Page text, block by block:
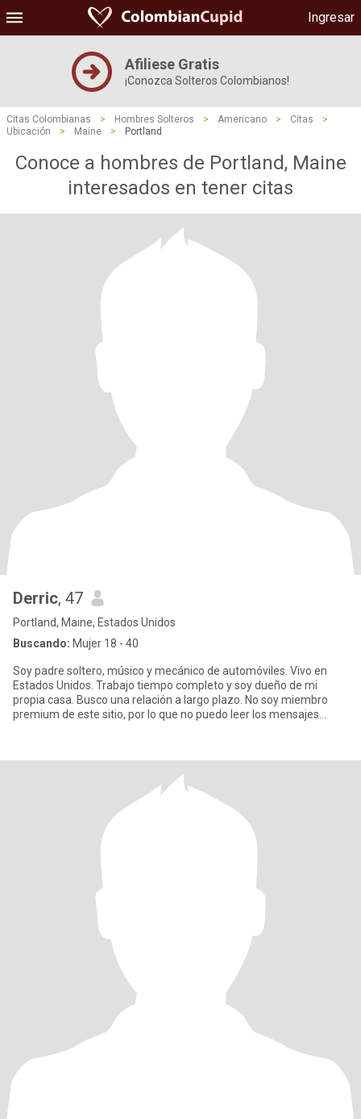
Ingresar
Afiliese Gratis
¡Conozca Solteros Colombianos!
Citas Colombianas > Hombres Solteros > Americano > Citas
>
Ubicación
> Maine > Portland
Conoce a hombres de Portland, Maine
interesados ​​en tener citas
Derric, 47
Portland, Maine, Estados Unidos
Buscando: Mujer 18 - 40
Soy padre soltero, músico y mecánico de automóviles. Vivo en
Estados Unidos. Trabajo tiempo completo y soy dueño de mi
propia casa. Busco una relación a largo plazo. No soy miembro
premium de este sitio, por lo que no puedo leer los mensajes